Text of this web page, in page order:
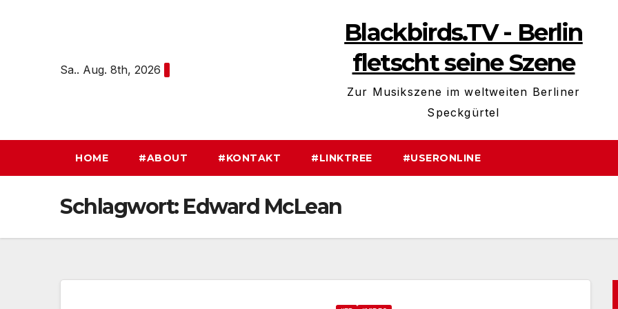
Sa.. Aug. 8th, 2026
Blackbirds.TV - Berlin
fletscht seine Szene
Zur Musikszene im weltweiten Berliner
Speckgürtel
HOME #ABOUT #KONTAKT #LINKTREE #USERONLINE
Schlagwort: Edward McLean